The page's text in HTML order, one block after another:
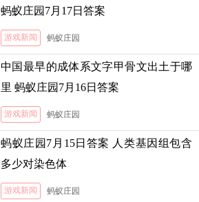
蚂蚁庄园7月17日答案
游戏新闻 蚂蚁庄园
中国最早的成体系文字甲骨文出土于哪
里 蚂蚁庄园7月16日答案
游戏新闻 蚂蚁庄园
蚂蚁庄园7月15日答案 人类基因组包含
多少对染色体
游戏新闻 蚂蚁庄园